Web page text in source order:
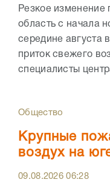
Резкое изменение
область с начала
середине августа
приток свежего
специалисты
Общество
Крупные
воздух на
09.08.202606:28